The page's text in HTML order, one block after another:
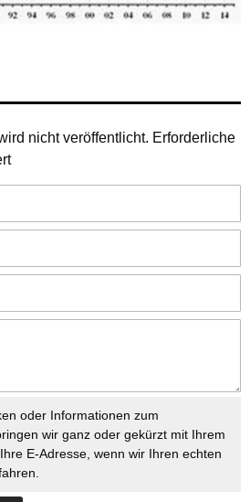
nicht veröffentlicht. Erforderliche
oder Informationen zum
wir ganz oder gekürzt mit Ihrem
E-Adresse, wenn wir Ihren echten